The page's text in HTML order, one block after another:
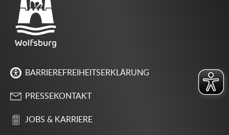
BARRIEREFREIHEITSERKLÄRUNG
PRESSEKONTAKT
JOBS & KARRIERE